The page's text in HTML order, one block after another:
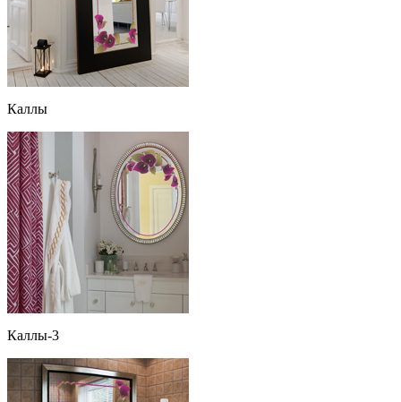
Каллы
Каллы-3